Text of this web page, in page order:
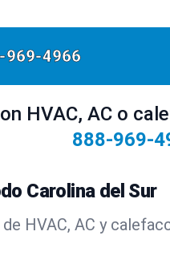
969-4966
HVAC, AC o
888-969-
Carolina del Sur
HVAC, AC y